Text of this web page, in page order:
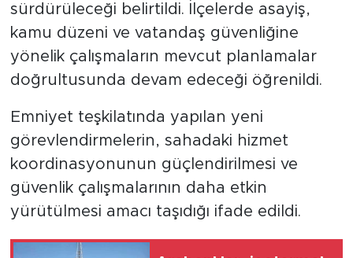
sürdürüleceği belirtildi. İlçelerde asayiş,
kamu düzeni ve vatandaş güvenliğine
yönelik çalışmaların mevcut planlamalar
doğrultusunda devam edeceği öğrenildi.
Emniyet teşkilatında yapılan yeni
görevlendirmelerin, sahadaki hizmet
koordinasyonunun güçlendirilmesi ve
güvenlik çalışmalarının daha etkin
yürütülmesi amacı taşıdığı ifade edildi.